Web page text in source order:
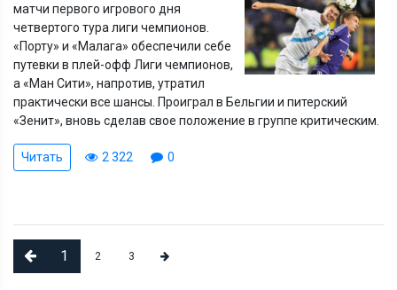
матчи первого игрового дня
четвертого тура лиги чемпионов.
«Порту» и «Малага» обеспечили себе
путевки в плей-офф Лиги чемпионов,
а «Ман Сити», напротив, утратил
практически все шансы. Проиграл в Бельгии и питерский
«Зенит», вновь сделав свое положение в группе критическим.
Читать 2 322 0
1 2 3